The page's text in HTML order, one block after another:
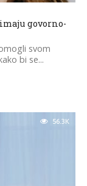
govorno-
svom
bi se...
56.3K